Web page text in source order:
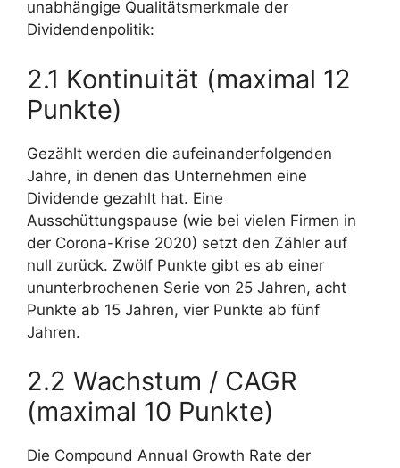
unabhängige Qualitätsmerkmale der
Dividendenpolitik:
2.1 Kontinuität (maximal 12
Punkte)
Gezählt werden die aufeinanderfolgenden
Jahre, in denen das Unternehmen eine
Dividende gezahlt hat. Eine
Ausschüttungspause (wie bei vielen Firmen in
der Corona-Krise 2020) setzt den Zähler auf
null zurück. Zwölf Punkte gibt es ab einer
ununterbrochenen Serie von 25 Jahren, acht
Punkte ab 15 Jahren, vier Punkte ab fünf
Jahren.
2.2 Wachstum / CAGR
(maximal 10 Punkte)
Die Compound Annual Growth Rate der